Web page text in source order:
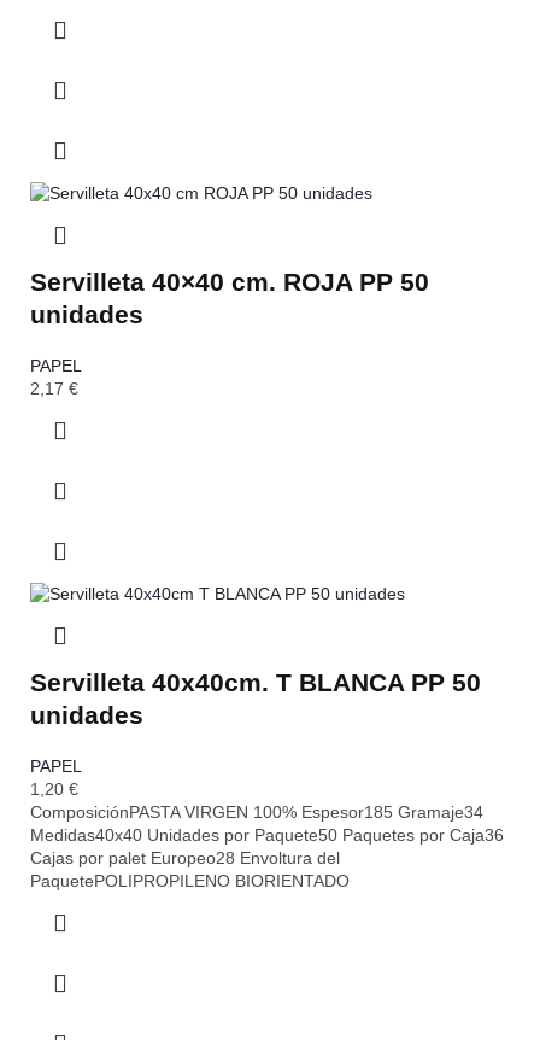
Servilleta 40×40 cm. ROJA PP 50
unidades
PAPEL
2,17 €
Servilleta 40x40cm. T BLANCA PP 50
unidades
PAPEL
1,20 €
ComposiciónPASTA VIRGEN 100% Espesor185 Gramaje34
Medidas40x40 Unidades por Paquete50 Paquetes por Caja36
Cajas por palet Europeo28 Envoltura del
PaquetePOLIPROPILENO BIORIENTADO